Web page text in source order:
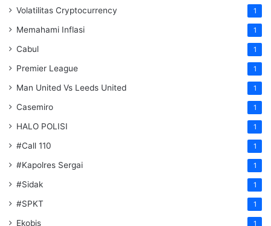
Volatilitas Cryptocurrency 1
Memahami Inflasi 1
Cabul 1
Premier League 1
Man United Vs Leeds United 1
Casemiro 1
HALO POLISI 1
#Call 110 1
#Kapolres Sergai 1
#Sidak 1
#SPKT 1
Ekobis 1